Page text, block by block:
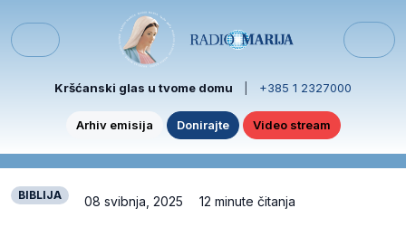
Menu
Kršćanski glas u tvome domu +385 1 2327000
Arhiv emisija Donirajte Video stream
BIBLIJA 08 svibnja, 2025 12 minute čitanja